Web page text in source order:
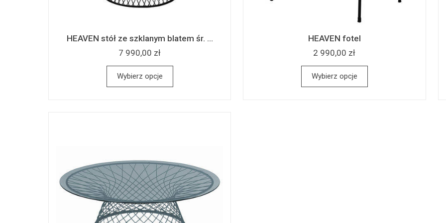
HEAVEN stół ze szklanym blatem śr. ...
7 990,00 zł
Wybierz opcje
HEAVEN fotel
2 990,00 zł
Wybierz opcje